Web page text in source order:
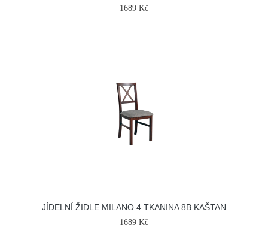
1689 Kč
JÍDELNÍ ŽIDLE MILANO 4 TKANINA 8B KAŠTAN
1689 Kč